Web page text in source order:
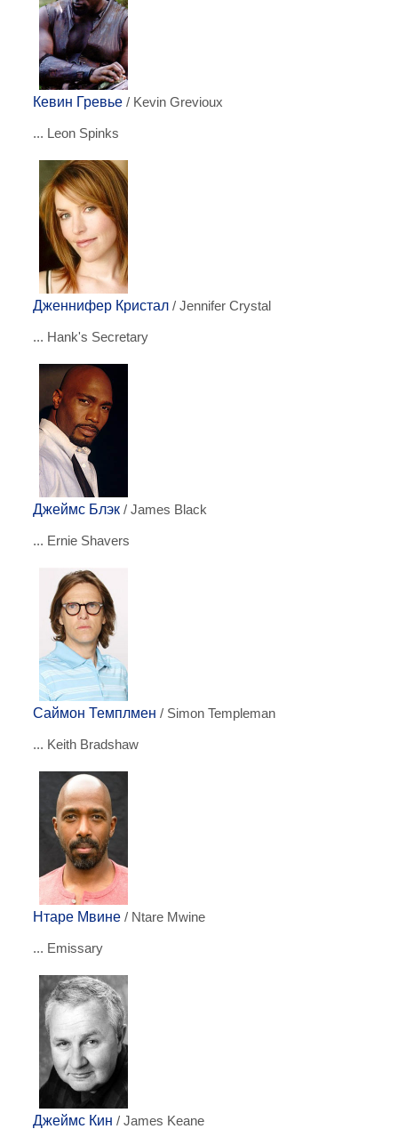
Кевин Гревье / Kevin Grevioux
... Leon Spinks
Дженнифер Кристал / Jennifer Crystal
... Hank's Secretary
Джеймс Блэк / James Black
... Ernie Shavers
Саймон Темплмен / Simon Templeman
... Keith Bradshaw
Нтаре Мвине / Ntare Mwine
... Emissary
Джеймс Кин / James Keane